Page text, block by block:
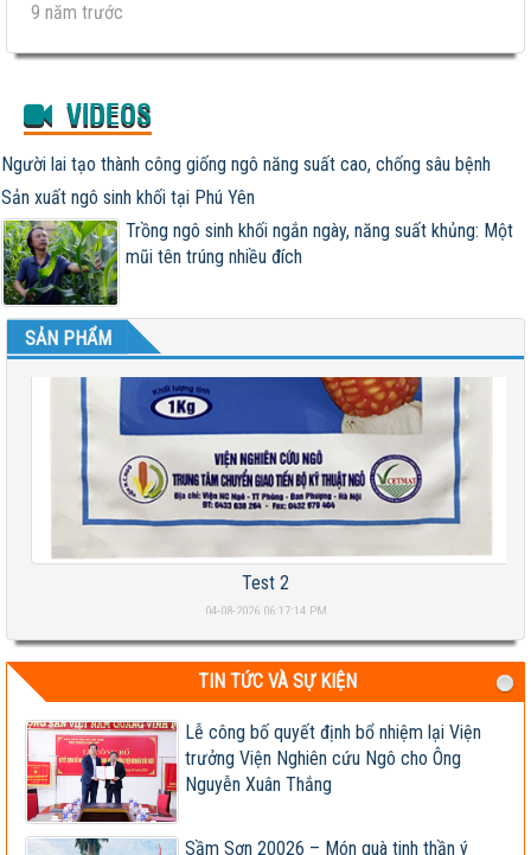
9 năm trước
VIDEOS
Người lai tạo thành công giống ngô năng suất cao, chống sâu bệnh
Sản xuất ngô sinh khối tại Phú Yên
Trồng ngô sinh khối ngắn ngày, năng suất khủng: Một
mũi tên trúng nhiều đích
SẢN PHẨM
Test 2
04-08-2026 06:17:14 PM
TIN TỨC VÀ SỰ KIỆN
Lễ công bố quyết định bổ nhiệm lại Viện
trưởng Viện Nghiên cứu Ngô cho Ông
Nguyễn Xuân Thắng
Sầm Sơn 20026 – Món quà tinh thần ý